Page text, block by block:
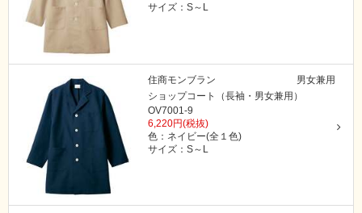
サイズ：S～L
男女兼用
住商モンブラン
ショップコート（長袖・男女兼用）
OV7001-9
6,220円(税抜)
色：ネイビー(全１色)
サイズ：S～L